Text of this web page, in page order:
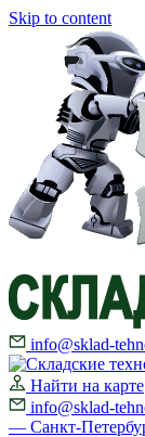
Skip to content
info@sklad-
Найти на карте
info@sklad-
— Санкт-